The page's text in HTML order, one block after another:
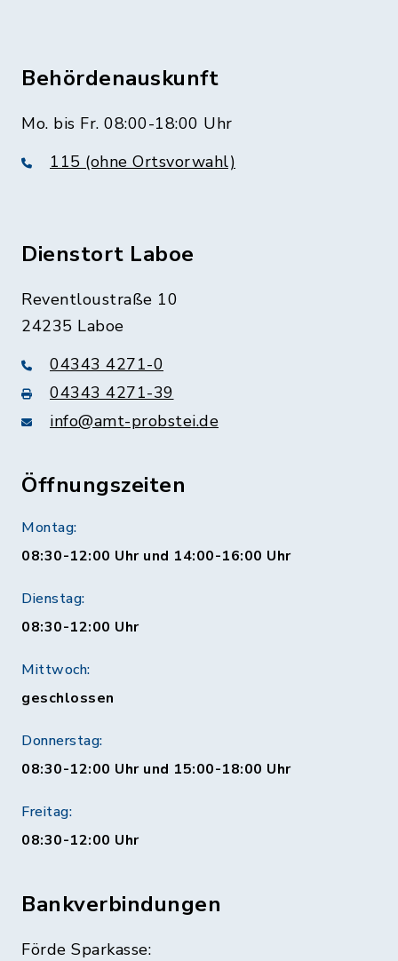
Behördenauskunft
Mo. bis Fr. 08:00-18:00 Uhr
115 (ohne Ortsvorwahl)
Dienstort Laboe
Reventloustraße 10
24235 Laboe
04343 4271-0
04343 4271-39
info@amt-probstei.de
Öffnungszeiten
Montag:
08:30-12:00 Uhr und 14:00-16:00 Uhr
Dienstag:
08:30-12:00 Uhr
Mittwoch:
geschlossen
Donnerstag:
08:30-12:00 Uhr und 15:00-18:00 Uhr
Freitag:
08:30-12:00 Uhr
Bankverbindungen
Förde Sparkasse: